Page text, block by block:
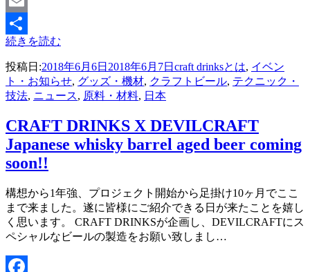
Email
共
有
続きを読む
投稿日:2018年6月6日 2018年6月7日 craft drinksとは, イベン
ト・お知らせ, グッズ・機材, クラフトビール, テクニック・
技法, ニュース, 原料・材料, 日本
CRAFT DRINKS X DEVILCRAFT
Japanese whisky barrel aged beer coming
soon!!
投稿者master
構想から1年強、プロジェクト開始から足掛け10ヶ月でここ
まで来ました。遂に皆様にご紹介できる日が来たことを嬉し
く思います。 CRAFT DRINKSが企画し、DEVILCRAFTにス
ペシャルなビールの製造をお願い致しまし…